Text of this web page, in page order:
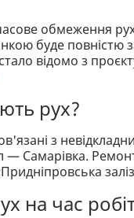
обмеження
буде
відомо з
рух?
з
Самарівка.
на час